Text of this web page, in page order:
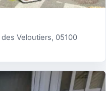
Veloutiers, 05100